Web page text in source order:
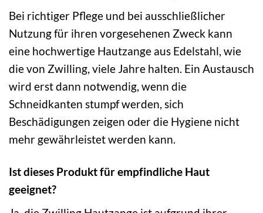
Bei richtiger Pflege und bei ausschließlicher
Nutzung für ihren vorgesehenen Zweck kann
eine hochwertige Hautzange aus Edelstahl, wie
die von Zwilling, viele Jahre halten. Ein Austausch
wird erst dann notwendig, wenn die
Schneidkanten stumpf werden, sich
Beschädigungen zeigen oder die Hygiene nicht
mehr gewährleistet werden kann.
Ist dieses Produkt für empfindliche Haut
geeignet?